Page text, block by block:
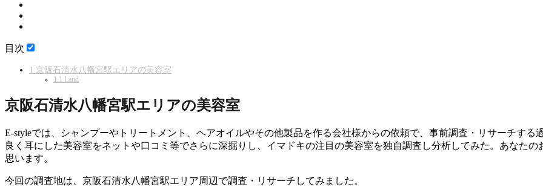
目次
1 京阪石清水八幡宮駅エリアの美容室
1.1 Land
京阪石清水八幡宮駅エリアの美容室
E-styleでは、シャンプーやトリートメント、ヘアオイルやその他製品を作る会社様からの依頼で、事前調査・リサーチす
良く耳にした美容室をネットや口コミ等でさらに深掘りし、イマドキの注目の美容室を独自調査し分析してみた。あなた
思います。
今回の調査地は、京阪石清水八幡宮駅エリア周辺で調査・リサーチしてみました。